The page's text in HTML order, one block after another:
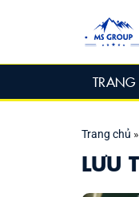
dung
Trang chủ »
LƯU